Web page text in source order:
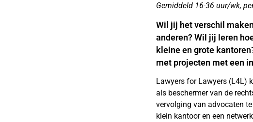
Gemiddeld 16-36 uur/wk,
Wil jij het verschil
anderen? Wil jij leren
kleine en grote
met projecten met een
Lawyers for Lawyers (L4L)
als beschermer van de
vervolging van advocaten
klein kantoor en een